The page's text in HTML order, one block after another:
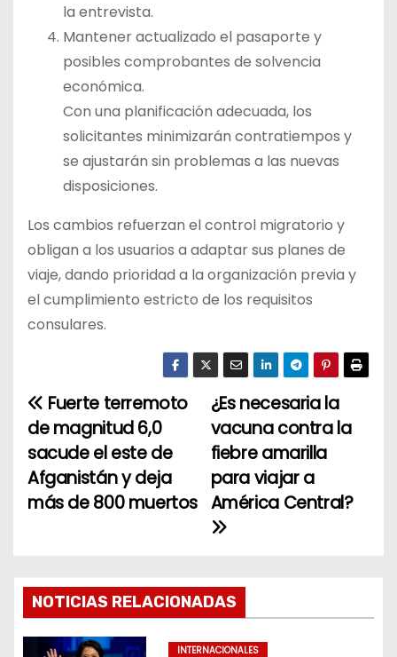
la entrevista.
Mantener actualizado el pasaporte y
posibles comprobantes de solvencia
económica.
Con una planificación adecuada, los
solicitantes minimizarán contratiempos y
se ajustarán sin problemas a las nuevas
disposiciones.
Los cambios refuerzan el control migratorio y
obligan a los usuarios a adaptar sus planes de
viaje, dando prioridad a la organización previa y
el cumplimiento estricto de los requisitos
consulares.
N
a
v
a
c
¿Es necesaria la
vacuna contra la
fiebre amarilla
para viajar a
América Central?
Fuerte terremoto
de magnitud 6,0
sacude el este de
Afganistán y deja
más de 800 muertos
NOTICIAS RELACIONADAS
INTERNACIONALES